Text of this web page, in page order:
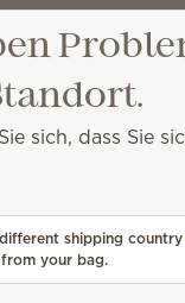
Knott Party
Scentsy
sich, dass Sie
shipping
your bag.